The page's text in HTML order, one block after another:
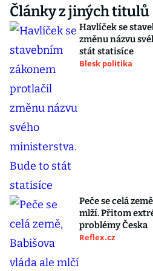
Články z jiných titulů
Havlíček se
změnu názvu
stát statisíce
Blesk politika
Peče se celá
mlží. Přitom
problémy Česka
Reflex.cz